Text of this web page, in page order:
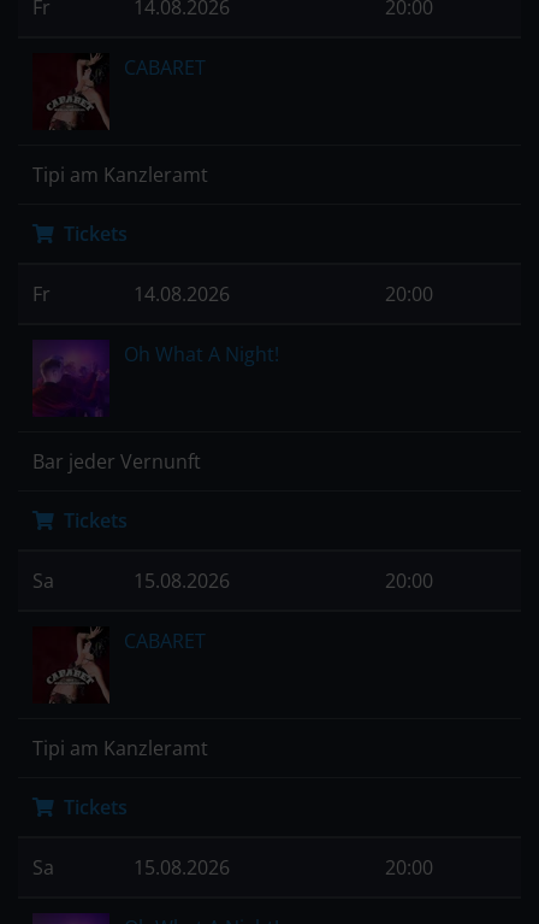
Fr 14.08.2026 20:00
CABARET
Tipi am Kanzleramt
Tickets
Fr 14.08.2026 20:00
Oh What A Night!
Bar jeder Vernunft
Tickets
Sa 15.08.2026 20:00
CABARET
Tipi am Kanzleramt
Tickets
Sa 15.08.2026 20:00